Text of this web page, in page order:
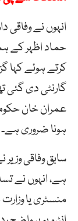
انہوں نے وفاقی
حماد اظہر کے
کرتے ہوئے کہا
گارنٹی دی گئی
عمران خان
ہونا ضروری ہے۔
سابق وفاقی
ہے، انہوں نے
منسٹری یا